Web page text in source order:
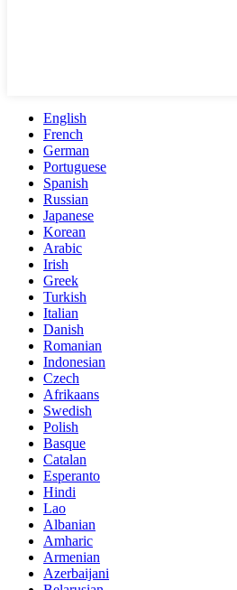
English
French
German
Portuguese
Spanish
Russian
Japanese
Korean
Arabic
Irish
Greek
Turkish
Italian
Danish
Romanian
Indonesian
Czech
Afrikaans
Swedish
Polish
Basque
Catalan
Esperanto
Hindi
Lao
Albanian
Amharic
Armenian
Azerbaijani